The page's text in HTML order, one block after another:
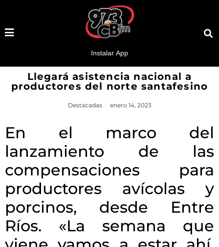
Llegará asistencia nacional a
productores del norte santafesino
Destacadas enero 14, 2023
En el marco del
lanzamiento de las
compensaciones para
productores avícolas y
porcinos, desde Entre
Ríos. «La semana que